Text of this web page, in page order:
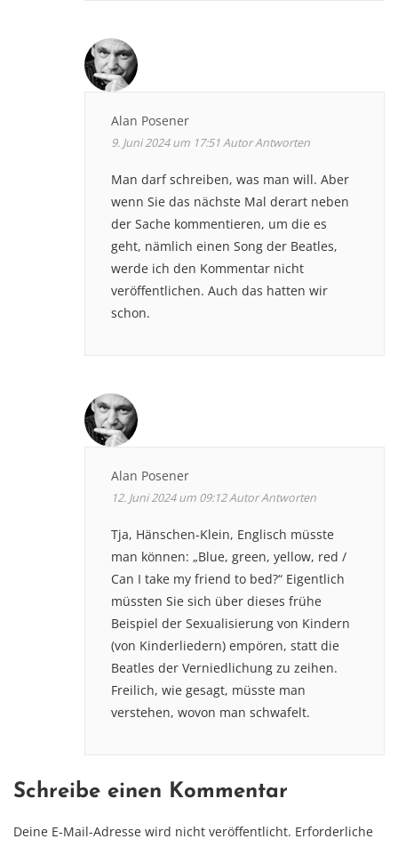
Alan Posener
9. Juni 2024 um 17:51AutorAntworten
Man darf schreiben, was man will. Aber
wenn Sie das nächste Mal derart neben
der Sache kommentieren, um die es
geht, nämlich einen Song der Beatles,
werde ich den Kommentar nicht
veröffentlichen. Auch das hatten wir
schon.
Alan Posener
12. Juni 2024 um 09:12AutorAntworten
Tja, Hänschen-Klein, Englisch müsste
man können: „Blue, green, yellow, red /
Can I take my friend to bed?“ Eigentlich
müssten Sie sich über dieses frühe
Beispiel der Sexualisierung von Kindern
(von Kinderliedern) empören, statt die
Beatles der Verniedlichung zu zeihen.
Freilich, wie gesagt, müsste man
verstehen, wovon man schwafelt.
Schreibe einen Kommentar
Deine E-Mail-Adresse wird nicht veröffentlicht. Erforderliche